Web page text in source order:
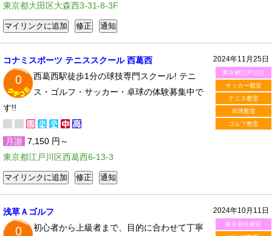
東京都大田区大森西3-31-8-3F
2024年11月25日
東京都江戸川区
サッカー教室
テニス教室
卓球教室
ゴルフ教室
コナミスポーツ テニススクール 西葛西
0
西葛西駅徒歩1分の球技専門スクール! テニ
ス・ゴルフ・サッカー・卓球の体験募集中で
す!!
月謝 7,150 円～
東京都江戸川区西葛西6-13-3
2024年10月11日
東京都台東区
浅草Ａゴルフ
0
初心者から上級者まで、目的に合わせて丁寧